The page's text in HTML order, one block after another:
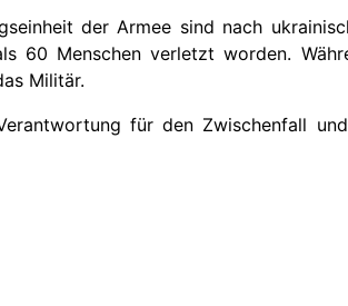
der Armee sind nach
60 Menschen verletzt worden.
Militär.
für den Zwischenfall